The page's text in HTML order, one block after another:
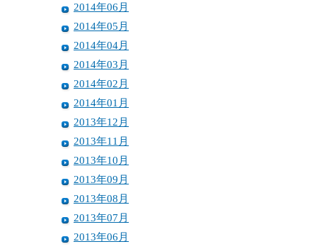
2014年06月
2014年05月
2014年04月
2014年03月
2014年02月
2014年01月
2013年12月
2013年11月
2013年10月
2013年09月
2013年08月
2013年07月
2013年06月